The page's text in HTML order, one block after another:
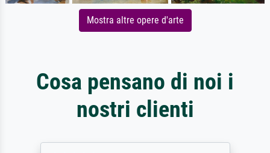
Mostra altre opere d'arte
Cosa pensano di noi i
nostri clienti